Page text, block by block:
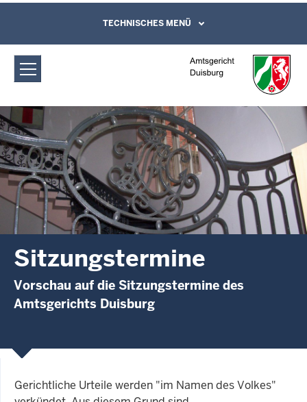
Amtsgericht Duisburg: Sitzungstermine
Direkt zum Inhalt
Leichte Sprache, Gebärdensprachenvideo
und Kontaktformular
TECHNISCHES MENÜ
Sitzungstermine
Vorschau auf die Sitzungstermine des
Amtsgerichts Duisburg
Gerichtliche Urteile werden "im Namen des Volkes"